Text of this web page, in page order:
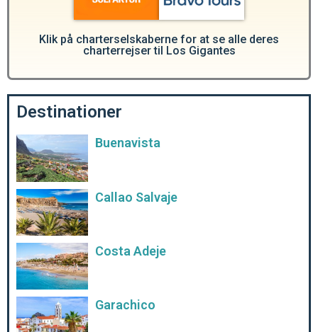
Klik på charterselskaberne for at se alle deres
charterrejser til Los Gigantes
Destinationer
Buenavista
Callao Salvaje
Costa Adeje
Garachico